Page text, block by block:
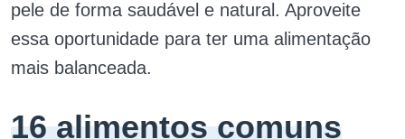
pele de forma saudável e natural. Aproveite
essa oportunidade para ter uma alimentação
mais balanceada.
16 alimentos comuns